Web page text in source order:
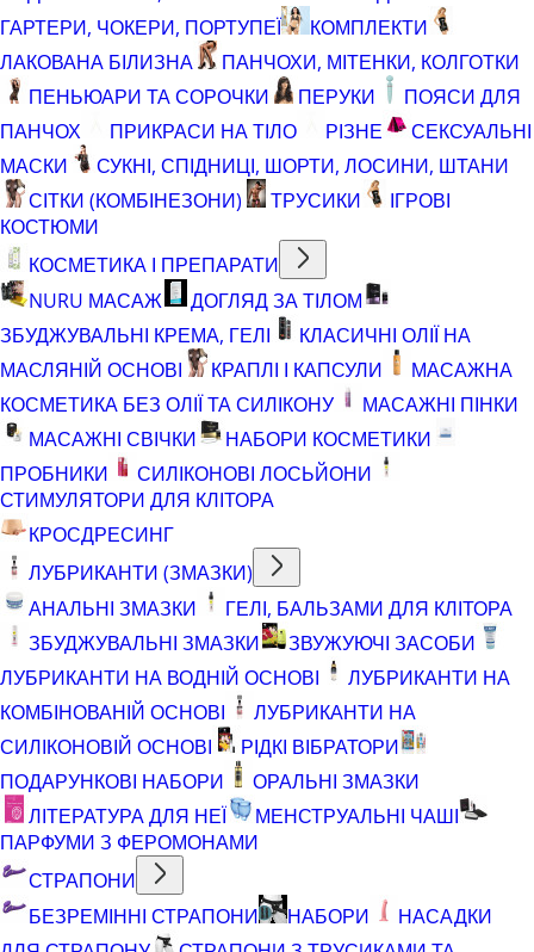
ГАРТЕРИ, ЧОКЕРИ, ПОРТУПЕЇ
КОМПЛЕКТИ
ЛАКОВАНА БІЛИЗНА
ПАНЧОХИ, МІТЕНКИ, КОЛГОТКИ
ПЕНЬЮАРИ ТА СОРОЧКИ
ПЕРУКИ
ПОЯСИ ДЛЯ
ПАНЧОХ
ПРИКРАСИ НА ТІЛО РІЗНЕ
СЕКСУАЛЬНІ
МАСКИ
СУКНІ, СПІДНИЦІ, ШОРТИ, ЛОСИНИ, ШТАНИ
СІТКИ (КОМБІНЕЗОНИ)
ТРУСИКИ
ІГРОВІ
КОСТЮМИ
КОСМЕТИКА І ПРЕПАРАТИ
NURU МАСАЖ
ДОГЛЯД ЗА ТІЛОМ
ЗБУДЖУВАЛЬНІ КРЕМА, ГЕЛІ
КЛАСИЧНІ ОЛІЇ НА
МАСЛЯНІЙ ОСНОВІ
КРАПЛІ І КАПСУЛИ
МАСАЖНА
КОСМЕТИКА БЕЗ ОЛІЇ ТА СИЛІКОНУ
МАСАЖНІ ПІНКИ
МАСАЖНІ СВІЧКИ
НАБОРИ КОСМЕТИКИ
ПРОБНИКИ
СИЛІКОНОВІ ЛОСЬЙОНИ
СТИМУЛЯТОРИ ДЛЯ КЛІТОРА
КРОСДРЕСИНГ
ЛУБРИКАНТИ (ЗМАЗКИ)
АНАЛЬНІ ЗМАЗКИ
ГЕЛІ, БАЛЬЗАМИ ДЛЯ КЛІТОРА
ЗБУДЖУВАЛЬНІ ЗМАЗКИ
ЗВУЖУЮЧІ ЗАСОБИ
ЛУБРИКАНТИ НА ВОДНІЙ ОСНОВІ
ЛУБРИКАНТИ НА
КОМБІНОВАНІЙ ОСНОВІ
ЛУБРИКАНТИ НА
СИЛІКОНОВІЙ ОСНОВІ
РІДКІ ВІБРАТОРИ
ПОДАРУНКОВІ НАБОРИ
ОРАЛЬНІ ЗМАЗКИ
ЛІТЕРАТУРА ДЛЯ НЕЇ
МЕНСТРУАЛЬНІ ЧАШІ
ПАРФУМИ З ФЕРОМОНАМИ
СТРАПОНИ
БЕЗРЕМІННІ СТРАПОНИ
НАБОРИ
НАСАДКИ